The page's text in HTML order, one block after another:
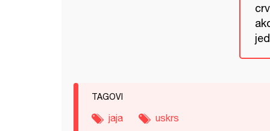
TAGOVI
jaja uskrs